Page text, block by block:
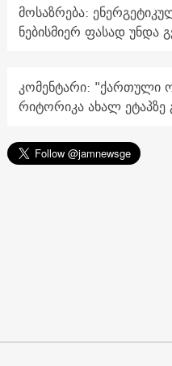
მოსაზრება:
ნებისმიერ ფასად უნდა
კომენტარი: "ქართული
რიტორიკა ახალ ეტაპზე